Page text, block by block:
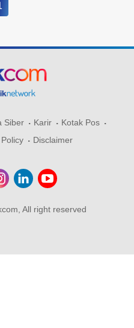
Siber Karir
Kotak Pos
Disclaimer
All right reserved